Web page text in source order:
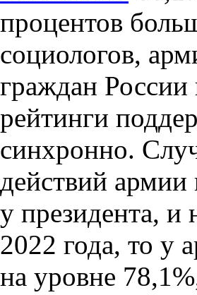
процентов
социологов,
граждан
рейтинги
синхронно.
действий армии
у президента, и
2022 года, то у
на уровне